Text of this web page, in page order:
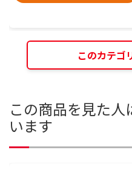
このカテゴ
この商品を見た
います